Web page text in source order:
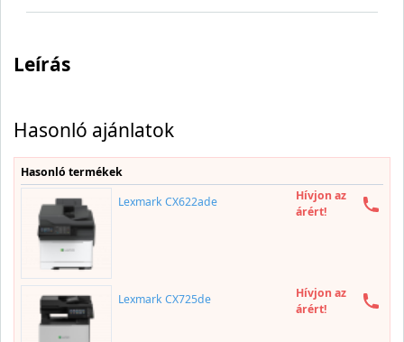
Leírás
Hasonló ajánlatok
Hasonló termékek
Lexmark CX622ade
Hívjon az
árért!
Lexmark CX725de
Hívjon az
árért!